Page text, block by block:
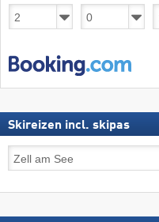
Skireizen incl. skipas
Skireizen
incl.